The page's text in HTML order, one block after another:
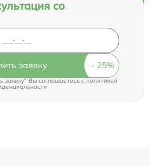
со
заявку
заявку" Вы соглашаетесь cполитикой